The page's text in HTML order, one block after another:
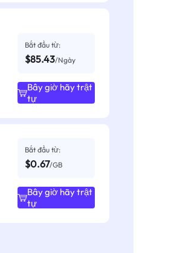
Bắt đầu từ:
$85.43/Ngày
Bây giờ hãy trật
tự
Bắt đầu từ:
$0.67/GB
Bây giờ hãy trật
tự